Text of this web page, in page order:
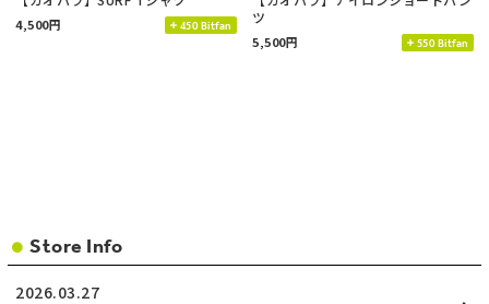
4,500円 450 Bitfan
ツ
5,500円 550 Bitfan
Store Info
2026.03.27